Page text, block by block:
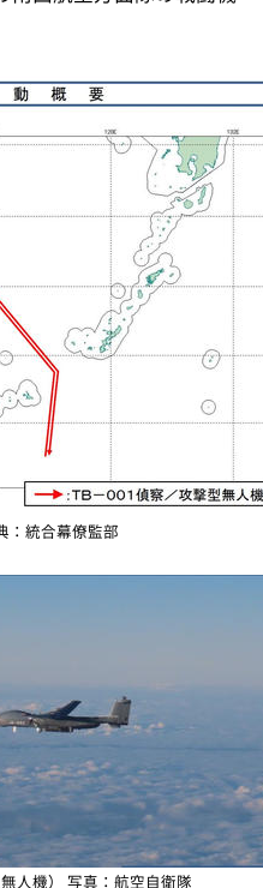
統合幕僚監部
人機） 写真：航空自衛隊